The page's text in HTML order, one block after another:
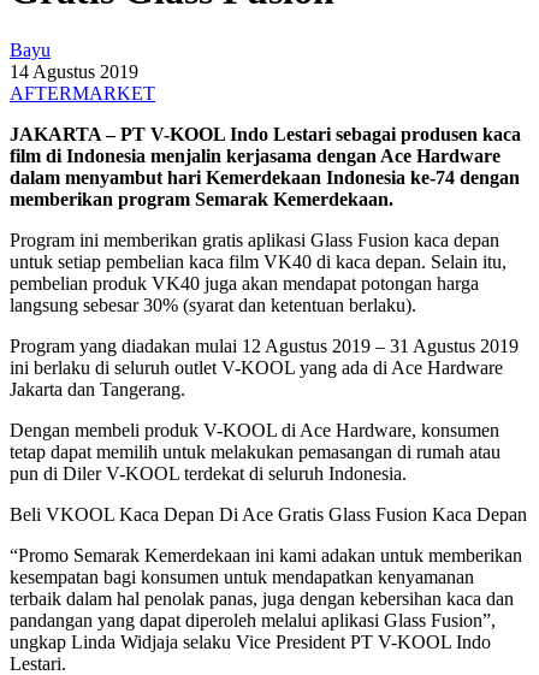
Bayu
14 Agustus 2019
AFTERMARKET
JAKARTA – PT V-KOOL Indo Lestari sebagai produsen kaca
film di Indonesia menjalin kerjasama dengan Ace Hardware
dalam menyambut hari Kemerdekaan Indonesia ke-74 dengan
memberikan program Semarak Kemerdekaan.
Program ini memberikan gratis aplikasi Glass Fusion kaca depan
untuk setiap pembelian kaca film VK40 di kaca depan. Selain itu,
pembelian produk VK40 juga akan mendapat potongan harga
langsung sebesar 30% (syarat dan ketentuan berlaku).
Program yang diadakan mulai 12 Agustus 2019 – 31 Agustus 2019
ini berlaku di seluruh outlet V-KOOL yang ada di Ace Hardware
Jakarta dan Tangerang.
Dengan membeli produk V-KOOL di Ace Hardware, konsumen
tetap dapat memilih untuk melakukan pemasangan di rumah atau
pun di Diler V-KOOL terdekat di seluruh Indonesia.
Beli VKOOL Kaca Depan Di Ace Gratis Glass Fusion Kaca Depan
“Promo Semarak Kemerdekaan ini kami adakan untuk memberikan
kesempatan bagi konsumen untuk mendapatkan kenyamanan
terbaik dalam hal penolak panas, juga dengan kebersihan kaca dan
pandangan yang dapat diperoleh melalui aplikasi Glass Fusion”,
ungkap Linda Widjaja selaku Vice President PT V-KOOL Indo
Lestari.